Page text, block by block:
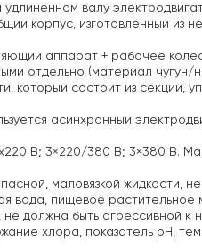
валу
корпус, изготовленный из
аппарат + рабочее
отдельно (материал чугун/
который состоит из секций,
асинхронный
В; 3×220/380 В; 3×380 В.
маловязкой жидкости,
вода, пищевое растительное
должна быть агрессивной к
хлора, показатель pH,